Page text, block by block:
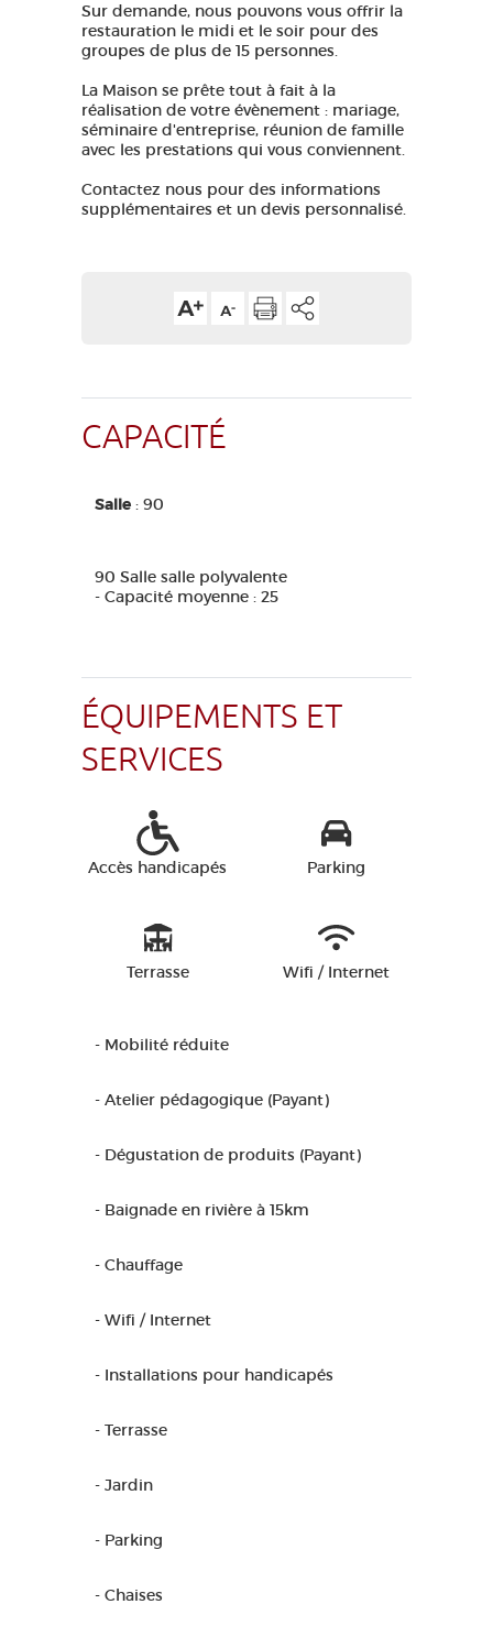
Sur demande, nous pouvons vous offrir la
restauration le midi et le soir pour des
groupes de plus de 15 personnes.
La Maison se prête tout à fait à la
réalisation de votre évènement : mariage,
séminaire d'entreprise, réunion de famille
avec les prestations qui vous conviennent.
Contactez nous pour des informations
supplémentaires et un devis personnalisé.
CAPACITÉ
Salle : 90
90 Salle salle polyvalente
- Capacité moyenne : 25
ÉQUIPEMENTS ET
SERVICES
Accès handicapés Parking
Terrasse Wifi / Internet
- Mobilité réduite
- Atelier pédagogique (Payant)
- Dégustation de produits (Payant)
- Baignade en rivière à 15km
- Chauffage
- Wifi / Internet
- Installations pour handicapés
- Terrasse
- Jardin
- Parking
- Chaises